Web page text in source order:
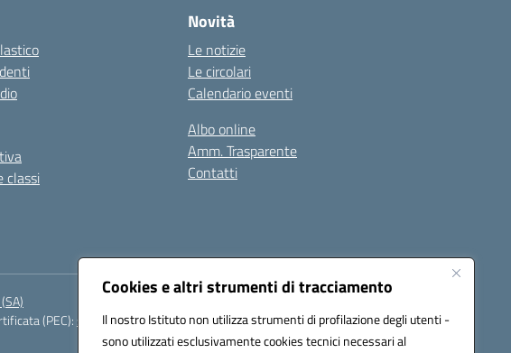
Cookies e altri strumenti di tracciamento
Il nostro Istituto non utilizza strumenti di profilazione degli utenti -
sono utilizzati esclusivamente cookies tecnici necessari al
classi
Novità
Le notizie
Le circolari
Calendario eventi
Albo online
Amm. Trasparente
Contatti
(PEC):saic878008@pec.istruzione.it